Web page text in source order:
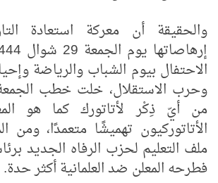
والحقيقة أن معركة استعادة
الاحتفال بيوم الشباب والرياضة
وحرب الاستقلال، خلت خطب
من أيّ ذِكْر لأتاتورك كما هو
الأتاتوركيون تهميشًا متعمدًا، ومن
ملف التعليم لحزب الرفاه الجديد
فطرحه المعلن ضد العلمانية أكثر حدة.